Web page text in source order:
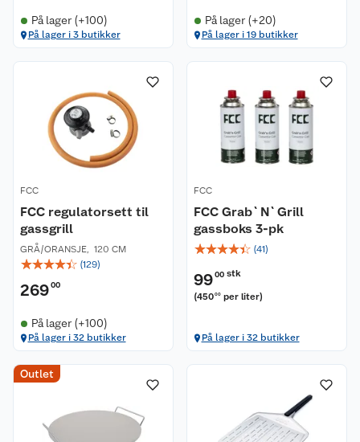
På lager (+100)
På lager i 3 butikker
På lager (+20)
På lager i 19 butikker
FCC
FCC regulatorsett til
gassgrill
GRÅ/ORANSJE, 120 CM
☆☆☆☆☆ (129)
26900
På lager (+100)
På lager i 32 butikker
FCC
FCC Grab`N`Grill
gassboks 3-pk
☆☆☆☆☆ (41)
9900 stk
(45000 per liter)
På lager i 32 butikker
Outlet